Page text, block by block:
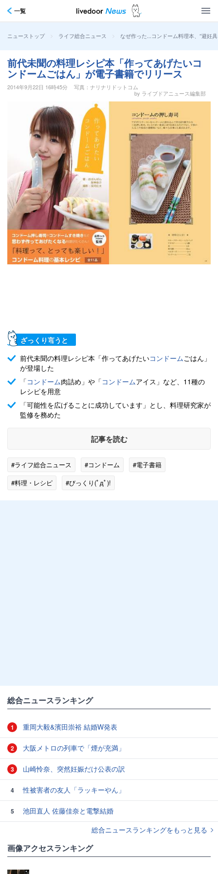
一覧
ニューストップ > ライフ総合ニュース > なぜ作った…コンドーム料理本、“避妊
前代未聞の料理レシピ本「作ってあげたいコ
ンドームごはん」が電子書籍でリリース
2014年9月22日 16時45分
写真：ナリナリドットコム
by ライブドアニュース編集部
ざっくり言うと
前代未聞の料理レシピ本「作ってあげたいコンドームごはん」
が登場した
「コンドーム肉詰め」や「コンドームアイス」など、11種の
レシピを用意
「可能性を広げることに成功しています」とし、料理研究家が
監修を務めた
記事を読む
#ライフ総合ニュース #コンドーム
#電子書籍
#料理・レシピ
#びっくり(ﾟдﾟ)!
総合ニュースランキング
1 重岡大毅&濱田崇裕 結婚W発表
2 大阪メトロの列車で「煙が充満」
3 山崎怜奈、突然妊娠だけ公表の訳
4 性被害者の友人「ラッキーやん」
5
池田直人 佐藤佳奈と電撃結婚
総合ニュースランキングをもっと見る
画像アクセスランキング